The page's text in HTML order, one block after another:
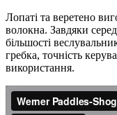
Лопаті та веретено
волокна. Завдяки
більшості
гребка, точність
використання.